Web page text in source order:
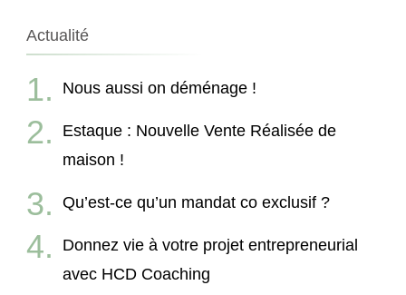
Actualité
Nous aussi on déménage !
Estaque : Nouvelle Vente Réalisée de
maison !
Qu’est-ce qu’un mandat co exclusif ?
Donnez vie à votre projet entrepreneurial
avec HCD Coaching